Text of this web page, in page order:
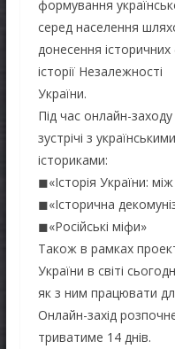
формування
серед населення
донесення
історії Незалежності
України.
Під час онлайн-
зустрічі з українськими
істориками:
◼«Історія України:
◼«Історична
◼«Російські міфи»
Також в рамках
України в світі
як з ним працювати
Онлайн-захід
триватиме 14 днів.